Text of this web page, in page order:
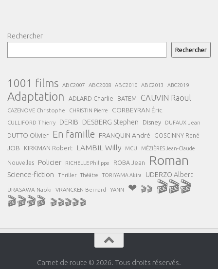
Rechercher
Rechercher
1001 films ABC2007 ABC2008 ABC2010 ABC2013 ABC2019
Adaptation ADLARD Charlie BATEM CAUVIN Raoul
CAZENOVE Christophe CHRISTIN Pierre CORBEYRAN Éric
CULLIFORD Thierry DERIB DESBERG Stephen Disney DUFAUX Jean
DUTTO Olivier En famille FRANQUIN André GOSCINNY René
JOB KIRKMAN Robert LAMBIL Willy MCU MÉZIÈRES Jean-Claude
Nouvelles Policier RICHELLE Philippe ROBA Jean Roman
Science-fiction Thriller Théâtre TORIYAMA Akira UDERZO Albert
URASAWA Naoki VRANCKEN Bernard YANN ❤ 🎬🎬 🎬🎬🎬
🎬🎬🎬🎬 🎬🎬🎬🎬🎬
Carnet de route © 2026. Tous droits réservés.